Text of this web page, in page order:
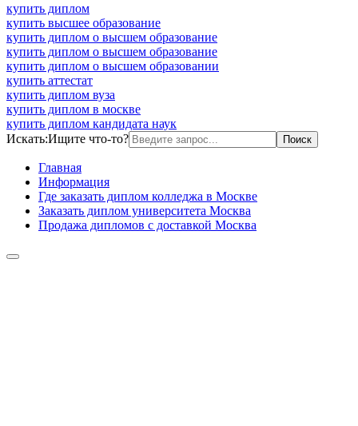
купить диплом
купить высшее образование
купить диплом о высшем образование
купить диплом о высшем образование
купить диплом о высшем образовании
купить аттестат
купить диплом вуза
купить диплом в москве
купить диплом кандидата наук
Искать:Ищите что-то?
Главная
Информация
Где заказать диплом колледжа в Москве
Заказать диплом университета Москва
Продажа дипломов с доставкой Москва